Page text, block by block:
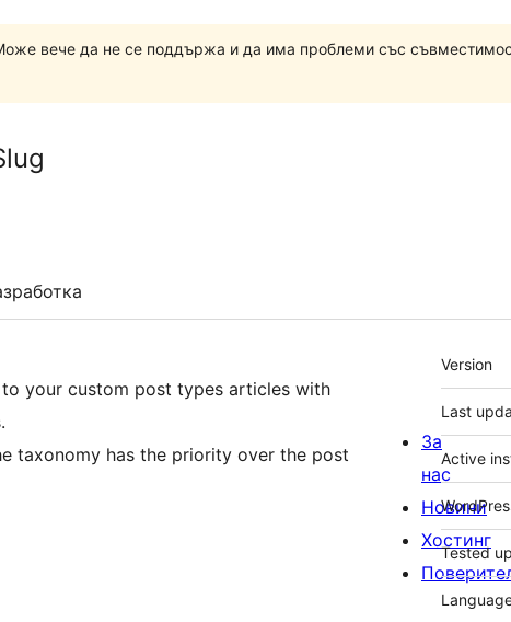
вече да не се поддържа и да има проблеми със
your custom post types articles with
taxonomy has the priority over the post
Мета
Version
Last
Active
Tested
За
нас
Новини
Хостинг